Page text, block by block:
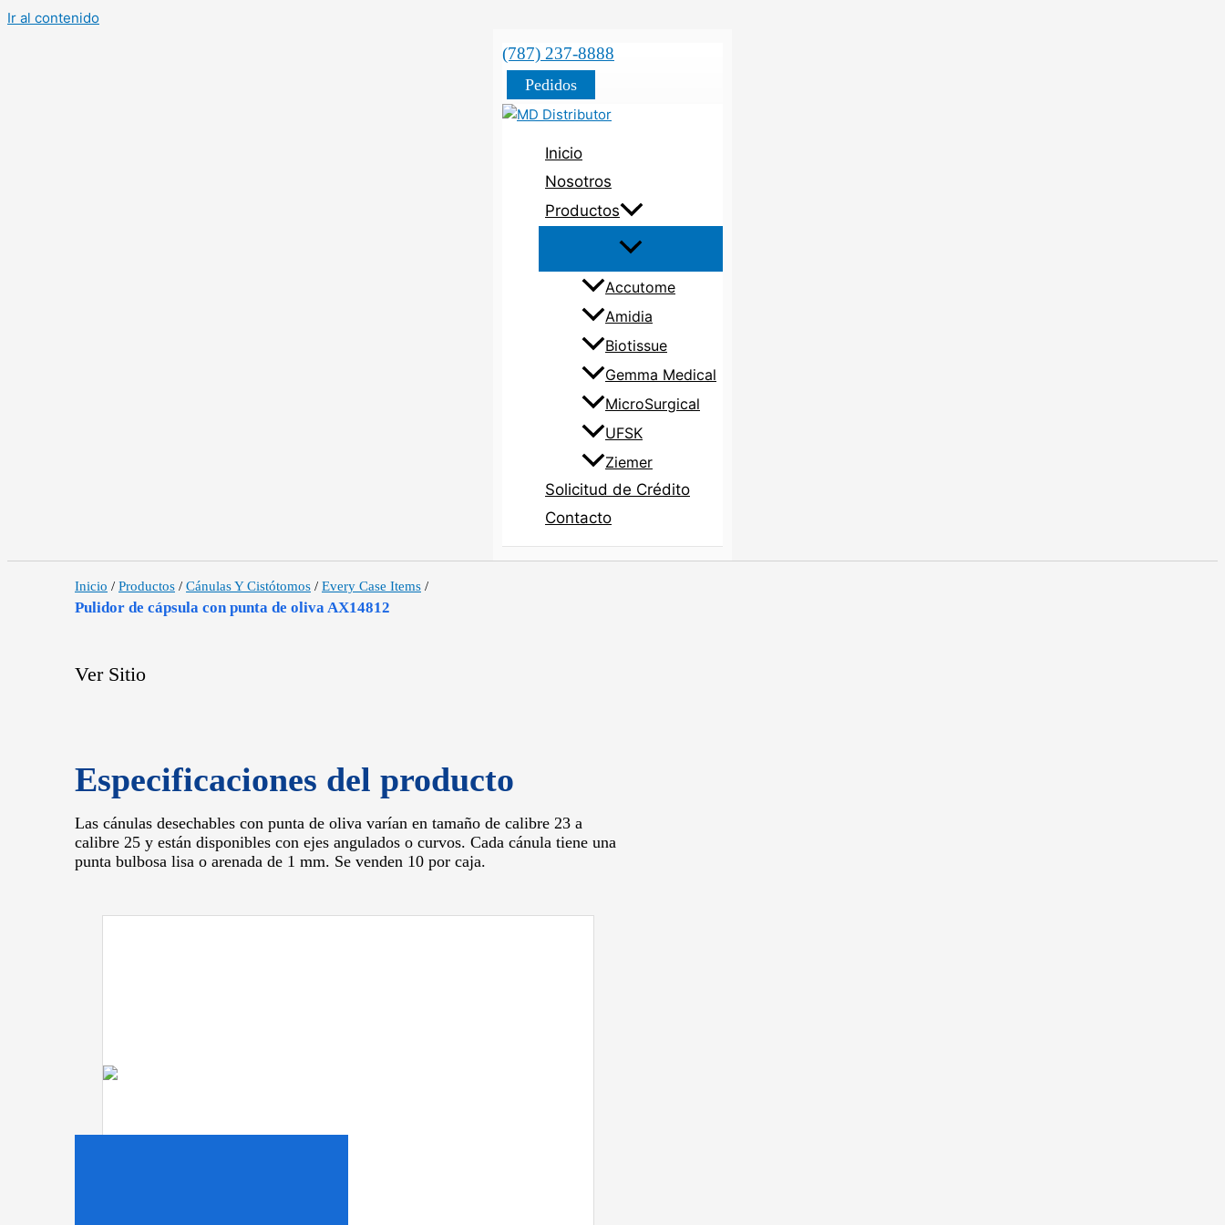
Ir al contenido
(787) 237-8888
Pedidos
Inicio
Nosotros
Productos
Accutome
Amidia
Biotissue
Gemma Medical
MicroSurgical
UFSK
Ziemer
Solicitud de Crédito
Contacto
Inicio / Productos / Cánulas Y Cistótomos / Every Case Items /
Pulidor de cápsula con punta de oliva AX14812
Ver Sitio
Especificaciones del producto
Las cánulas desechables con punta de oliva varían en tamaño de calibre 23 a
calibre 25 y están disponibles con ejes angulados o curvos. Cada cánula tiene una
punta bulbosa lisa o arenada de 1 mm. Se venden 10 por caja.